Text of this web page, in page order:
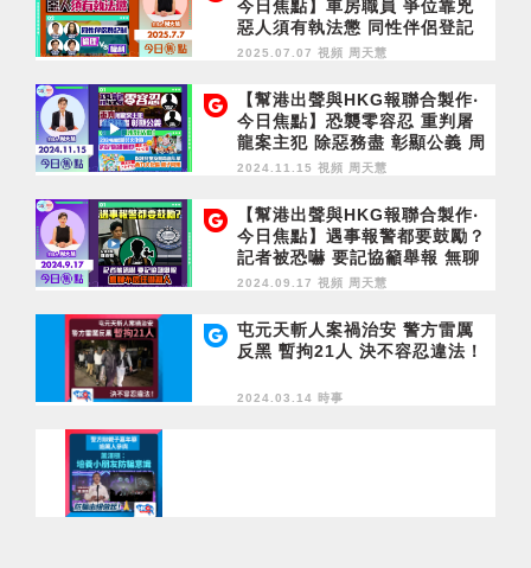
今日焦點】車房職員 爭位靠兇
惡人須有執法懲 同性伴侶登記
制 倫理vs權利
2025.07.07 視頻 周天慧
【幫港出聲與HKG報聯合製作‧
今日焦點】恐襲零容忍 重判屠
龍案主犯 除惡務盡 彰顯公義 周
末好活動！2024國際濟公文化
保護兒童及禁毒嘉年華 11月16-
17日 西九文化區親子同樂
2024.11.15 視頻 周天慧
【幫港出聲與HKG報聯合製作‧
今日焦點】遇事報警都要鼓勵？
記者被恐嚇 要記協籲舉報 無聊
不信任嚇親人
2024.09.17 視頻 周天慧
屯元天斬人案禍治安 警方雷厲
反黑 暫拘21人 決不容忍違法！
2024.03.14 時事